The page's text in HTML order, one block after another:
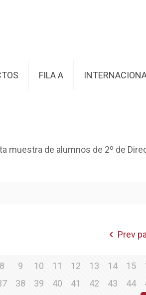
FILA A
muestra de alumnos de 2º de
Prev
8 9 10 11 12 13 14 15
38 39 40 41 42 43 44